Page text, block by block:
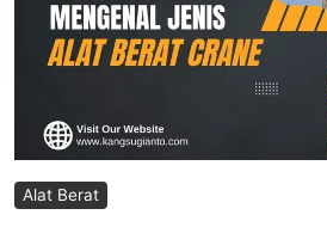
Alat Berat